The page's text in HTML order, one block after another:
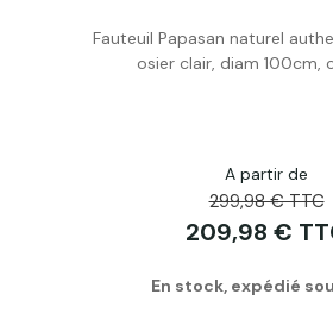
Acheter
Fauteuil Papasan naturel
osier clair, diam 100cm,
A partir de
299,98 € TTC
209,98 €
En stock, expédié